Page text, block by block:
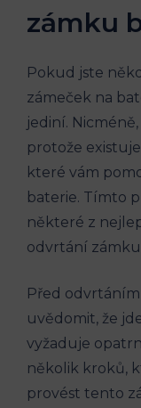
zámku
Pokud jste
zámeček na
jediní.
protože
které vám
baterie. Tímto
některé z
odvrtání
Před
uvědomit, že
vyžaduje
několik kroků,
provést tento